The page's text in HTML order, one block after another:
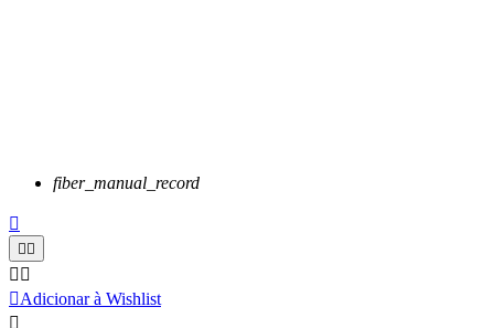
fiber_manual_record


 
Adicionar à Wishlist
